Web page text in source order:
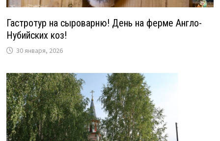
Гастротур на сыроварню! День на ферме Англо-
Нубийских коз!
30 января, 2026